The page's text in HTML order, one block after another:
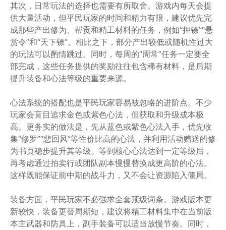
其次，日常玩法的选择也需要有所取舍。游戏内每天会提
供大量活动，但平民玩家的时间和精力有限，建议优先完
成那些产出修为、帮贡和精工材料的任务，例如“押镖”“悬
赏令”和“天下镖”。相比之下，部分产出较低或随机性过大
的玩法可以酌情跳过。同时，每周的“周常”任务一定要全
部完成，这些任务提供的奖励往往包含稀有材料，是后期
提升装备和心法等级的重要来源。
心法系统的搭配也是平民玩家容易被忽略的进阶点。不少
玩家会盲目追求金色或紫色心法，但获取和升级成本极
高。更务实的做法是，先从蓝色或紫色心法入手，优先收
集“修罗”“悲回风”等性价比高的心法，并利用活动赠送的修
为书页稳步提升其等级。等到核心心法达到一定等级后，
再考虑通过拍卖行或团队副本慢慢替换成更高阶的心法。
这样既能保证前中期的战斗力，又不会让资源陷入僵局。
装备方面，平民玩家不必强求全套顶级词条。游戏版本更
新较快，装备更替周期短，建议将精工材料集中在当前版
本主武器和防具上，副手装备可以适当放慢节奏。同时，